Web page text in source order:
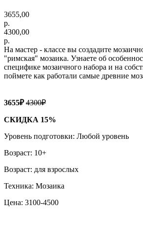
3655,00
р.
4300,00
р.
На мастер - классе вы создадите
"римская" мозаика. Узнаете об
специфике мозаичного набора и на
поймете как работали самые древние
3655₽4300₽
СКИДКА 15%
Уровень подготовки: Любой уровень
Возраст: 10+
Возраст: для взрослых
Техника: Мозаика
Цена: 3100-4500